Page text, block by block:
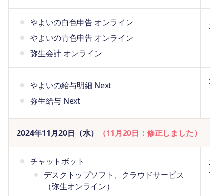
やよいの白色申告 オンライン
やよいの青色申告 オンライン
弥生会計 オンライン
やよいの給与明細 Next
弥生給与 Next
2024年11月20日（水） （11月20日：修正しました）
チャットボット
デスクトップソフト、クラウドサービス
（弥生オンライン）
で